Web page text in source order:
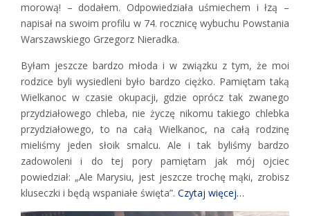
morową! – dodałem. Odpowiedziała uśmiechem i łzą –
napisał na swoim profilu w 74. rocznicę wybuchu Powstania
Warszawskiego Grzegorz Nieradka.
Byłam jeszcze bardzo młoda i w związku z tym, że moi
rodzice byli wysiedleni było bardzo ciężko. Pamiętam taką
Wielkanoc w czasie okupacji, gdzie oprócz tak zwanego
przydziałowego chleba, nie życzę nikomu takiego chlebka
przydziałowego, to na całą Wielkanoc, na całą rodzinę
mieliśmy jeden słoik smalcu. Ale i tak byliśmy bardzo
zadowoleni i do tej pory pamiętam jak mój ojciec
powiedział: „Ale Marysiu, jest jeszcze trochę mąki, zrobisz
kluseczki i będą wspaniałe święta”. Czytaj więcej…